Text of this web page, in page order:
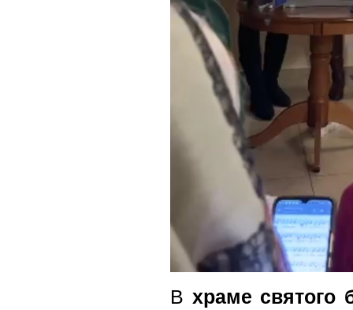
В храме святого